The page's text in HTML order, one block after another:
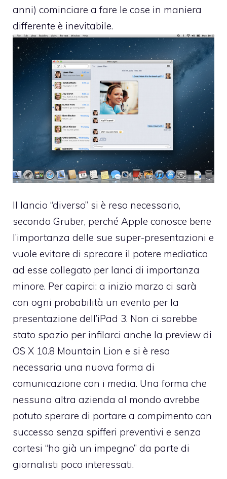
anni) cominciare a fare le cose in maniera
differente è inevitabile.
Il lancio “diverso” si è reso necessario,
secondo Gruber, perché Apple conosce bene
l’importanza delle sue super-presentazioni e
vuole evitare di sprecare il potere mediatico
ad esse collegato per lanci di importanza
minore. Per capirci: a inizio marzo ci sarà
con ogni probabilità un evento per la
presentazione dell’iPad 3. Non ci sarebbe
stato spazio per infilarci anche la preview di
OS X 10.8 Mountain Lion e si è resa
necessaria una nuova forma di
comunicazione con i media. Una forma che
nessuna altra azienda al mondo avrebbe
potuto sperare di portare a compimento con
successo senza spifferi preventivi e senza
cortesi “ho già un impegno” da parte di
giornalisti poco interessati.